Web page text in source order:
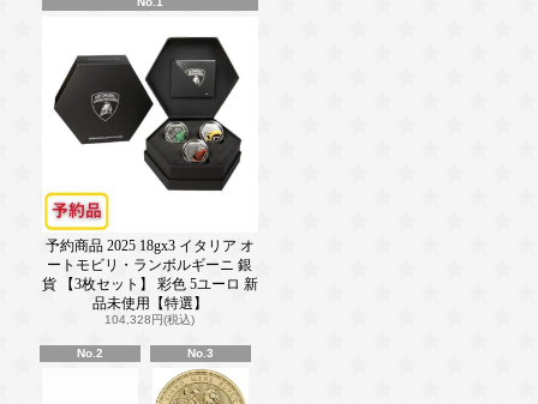
予約商品 2025 18gx3 イタリア オ
ートモビリ・ランボルギーニ 銀
貨 【3枚セット】 彩色 5ユーロ 新
品未使用【特選】
104,328円(税込)
No.2 No.3